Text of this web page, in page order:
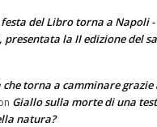
del Libro torna a Napoli -
la II edizione del
torna a camminare grazie
Giallo sulla morte di una
natura?